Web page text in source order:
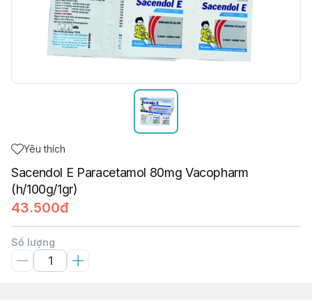
Yêu thích
Sacendol E Paracetamol 80mg Vacopharm
(h/100g/1gr)
43.500đ
Số lượng